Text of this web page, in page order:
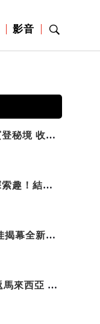
影音
探索瑞士格勞賓登秘境 收藏六種阿爾卑斯夏日療癒之旅
嘉義鹿草夏日探索趣！結合科學、農場與自然的親子小旅行
ANAｘ吉伊卡哇揭幕全新彩繪機「Chiikawa JET」
F1睽違九年重返馬來西亞 三大國際賽事打造10月運動旅遊熱潮 賽車、自行車、路跑同週登場